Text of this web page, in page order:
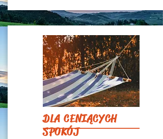
DLA CENIĄCYCH
SPOKÓJ